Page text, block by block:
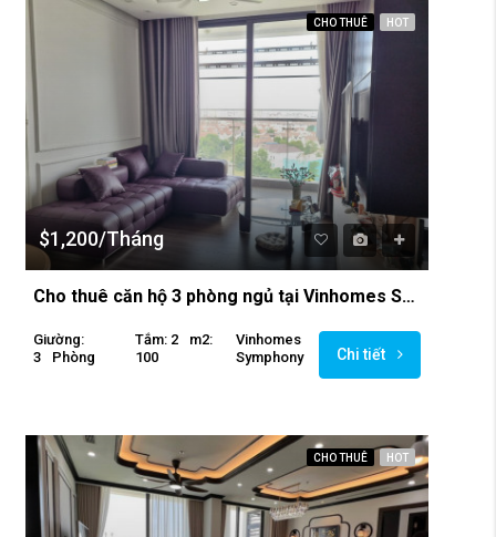
CHO THUÊ HOT
$1,200/Tháng
Cho thuê căn hộ 3 phòng ngủ tại Vinhomes Symphony
Giường:
3
Phòng
Tắm: 2
M2:
100
Vinhomes
Symphony
Chi tiết
CHO THUÊ HOT